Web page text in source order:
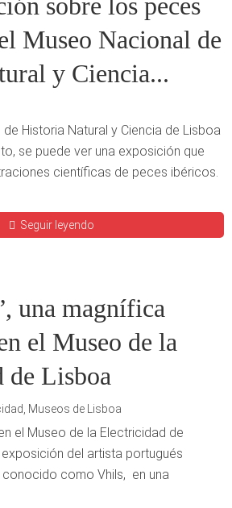
Museo Nacional de
y Ciencia...
Historia Natural y Ciencia de Lisboa
se puede ver una exposición que
científicas de peces ibéricos.
Seguir leyendo
una magnífica
el Museo de la
de Lisboa
Museos de Lisboa
el Museo de la Electricidad de
del artista portugués
como Vhils, en una